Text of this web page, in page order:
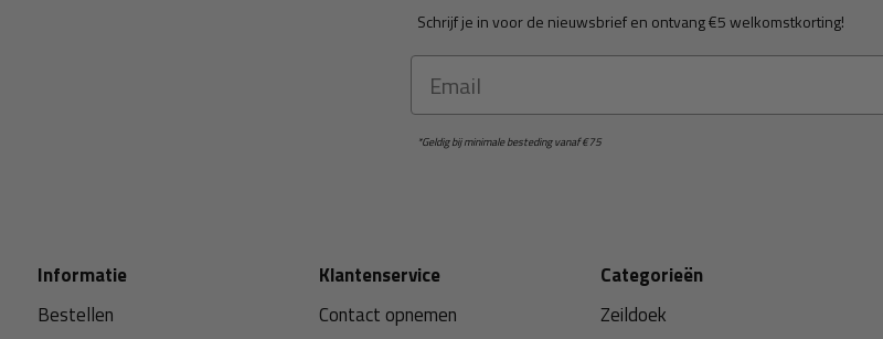
Schrijf je in voor de nieuwsbrief en ontvang €5 welkomstkorting!
Email
*Geldig bij minimale besteding vanaf €75
Informatie
Bestellen
Klantenservice
Contact opnemen
Categorieën
Zeildoek